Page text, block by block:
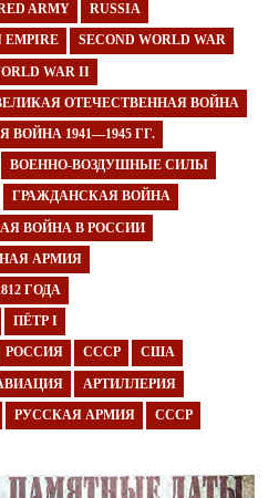
ARMY RUSSIA
EMPIRE SECOND WORLD WAR
WAR II
ОТЕЧЕСТВЕННАЯ ВОЙНА
1941—1945 ГГ.
ВОЕННО-ВОЗДУШНЫЕ СИЛЫ
ГРАЖДАНСКАЯ ВОЙНА
ВОЙНА В РОССИИ
АРМИЯ
ГОДА
ПЁТР I
РОССИЯ СССР США
АРТИЛЛЕРИЯ
РУССКАЯ АРМИЯ СССР